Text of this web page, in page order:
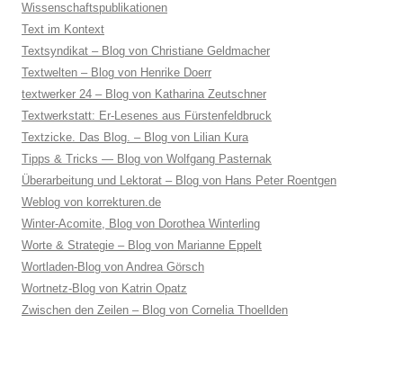
Wissenschaftspublikationen
Text im Kontext
Textsyndikat – Blog von Christiane Geldmacher
Textwelten – Blog von Henrike Doerr
textwerker 24 – Blog von Katharina Zeutschner
Textwerkstatt: Er-Lesenes aus Fürstenfeldbruck
Textzicke. Das Blog. – Blog von Lilian Kura
Tipps & Tricks — Blog von Wolfgang Pasternak
Überarbeitung und Lektorat – Blog von Hans Peter Roentgen
Weblog von korrekturen.de
Winter-Acomite, Blog von Dorothea Winterling
Worte & Strategie – Blog von Marianne Eppelt
Wortladen-Blog von Andrea Görsch
Wortnetz-Blog von Katrin Opatz
Zwischen den Zeilen – Blog von Cornelia Thoellden